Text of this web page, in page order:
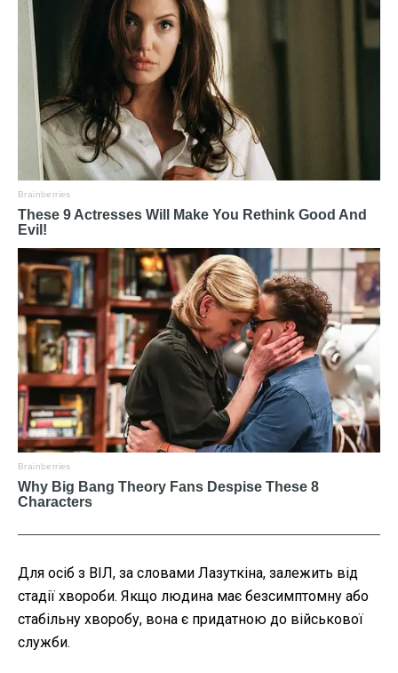
Для осіб з ВІЛ, за словами Лазуткіна, залежить від
стадії хвороби. Якщо людина має безсимптомну або
стабільну хворобу, вона є придатною до військової
служби.